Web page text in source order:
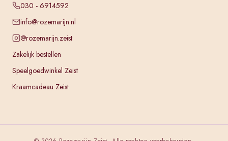
030 - 6914592
info@rozemarijn.nl
@rozemarijn.zeist
Zakelijk bestellen
Speelgoedwinkel Zeist
Kraamcadeau Zeist